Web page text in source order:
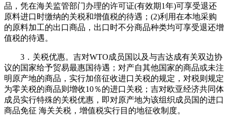
品，凭在海关监管部门办理的许可证(有效期1年)可享受退还
原料进口时缴纳的关税和增值税的待遇；(2)利用在本地采购
的原料加工的出口商品，出口时不分商品种类均可享受退还增
值税的待遇。
3．关税优惠。吉对WTO成员国以及与吉达成有关双边协
议的国家给予贸易最惠国待遇；对产自其他国家的商品或未注
明原产地的商品，实行加倍征收进口关税的规定，对税则规定
为零关税的商品则增收10％的进口关税；吉对欧亚经济共同体
成员实行特殊的关税优惠，即对原产地为该组织成员国的进口
商品免征 海关关税，增值税实行目的地征收制度。